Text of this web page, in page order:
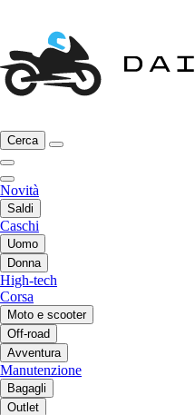
Cerca
Novità
Saldi
Caschi
Uomo
Donna
High-tech
Corsa
Moto e scooter
Off-road
Avventura
Manutenzione
Bagagli
Outlet